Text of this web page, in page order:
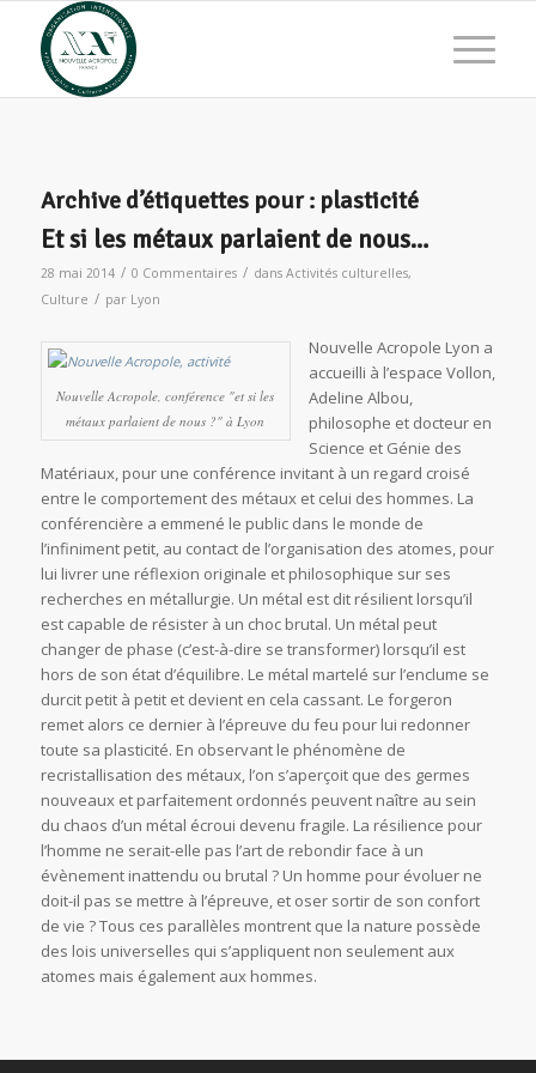
Archive d’étiquettes pour : plasticité
Et si les métaux parlaient de nous…
28 mai 2014 / 0 Commentaires / dans Activités culturelles,
Culture / par Lyon
Nouvelle Acropole, conférence "et si les
métaux parlaient de nous ?" à Lyon
Nouvelle Acropole Lyon a
accueilli à l’espace Vollon,
Adeline Albou,
philosophe et docteur en
Science et Génie des
Matériaux, pour une conférence invitant à un regard croisé
entre le comportement des métaux et celui des hommes. La
conférencière a emmené le public dans le monde de
l’infiniment petit, au contact de l’organisation des atomes, pour
lui livrer une réflexion originale et philosophique sur ses
recherches en métallurgie. Un métal est dit résilient lorsqu’il
est capable de résister à un choc brutal. Un métal peut
changer de phase (c’est-à-dire se transformer) lorsqu’il est
hors de son état d’équilibre. Le métal martelé sur l’enclume se
durcit petit à petit et devient en cela cassant. Le forgeron
remet alors ce dernier à l’épreuve du feu pour lui redonner
toute sa plasticité. En observant le phénomène de
recristallisation des métaux, l’on s’aperçoit que des germes
nouveaux et parfaitement ordonnés peuvent naître au sein
du chaos d’un métal écroui devenu fragile. La résilience pour
l’homme ne serait-elle pas l’art de rebondir face à un
évènement inattendu ou brutal ? Un homme pour évoluer ne
doit-il pas se mettre à l’épreuve, et oser sortir de son confort
de vie ? Tous ces parallèles montrent que la nature possède
des lois universelles qui s’appliquent non seulement aux
atomes mais également aux hommes.